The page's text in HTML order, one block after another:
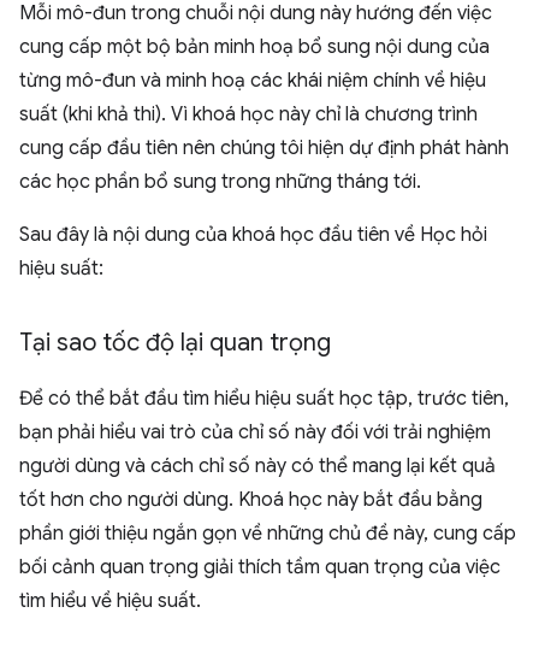
Mỗi mô-đun trong chuỗi nội dung này hướng đến việc
cung cấp một bộ bản minh hoạ bổ sung nội dung của
từng mô-đun và minh hoạ các khái niệm chính về hiệu
suất (khi khả thi). Vì khoá học này chỉ là chương trình
cung cấp đầu tiên nên chúng tôi hiện dự định phát hành
các học phần bổ sung trong những tháng tới.
Sau đây là nội dung của khoá học đầu tiên về Học hỏi
hiệu suất:
Tại sao tốc độ lại quan trọng
Để có thể bắt đầu tìm hiểu hiệu suất học tập, trước tiên,
bạn phải hiểu vai trò của chỉ số này đối với trải nghiệm
người dùng và cách chỉ số này có thể mang lại kết quả
tốt hơn cho người dùng. Khoá học này bắt đầu bằng
phần giới thiệu ngắn gọn về những chủ đề này, cung cấp
bối cảnh quan trọng giải thích tầm quan trọng của việc
tìm hiểu về hiệu suất.